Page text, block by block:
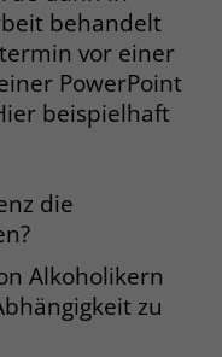
behandelt
vor einer
PowerPoint
beispielhaft
die
Alkoholikern
zu
schule.de
des Benutzers bei
bei.